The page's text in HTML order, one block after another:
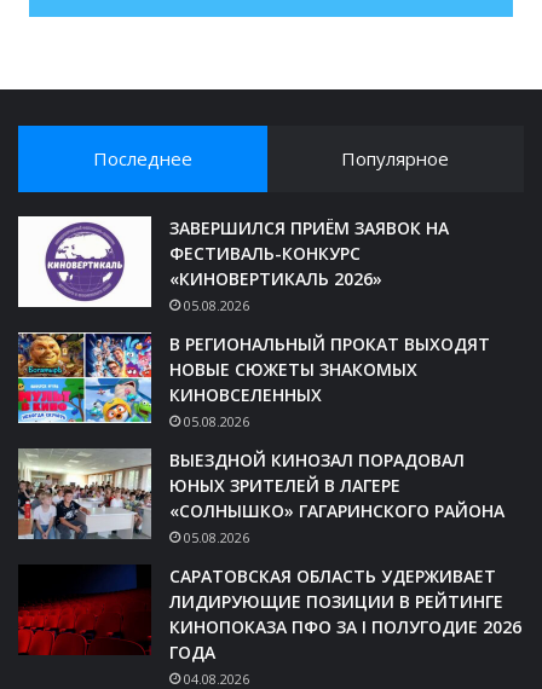
Последнее Популярное
ЗАВЕРШИЛСЯ ПРИЁМ ЗАЯВОК НА
ФЕСТИВАЛЬ-КОНКУРС
«КИНОВЕРТИКАЛЬ 2026»
05.08.2026
В РЕГИОНАЛЬНЫЙ ПРОКАТ ВЫХОДЯТ
НОВЫЕ СЮЖЕТЫ ЗНАКОМЫХ
КИНОВСЕЛЕННЫХ
05.08.2026
ВЫЕЗДНОЙ КИНОЗАЛ ПОРАДОВАЛ
ЮНЫХ ЗРИТЕЛЕЙ В ЛАГЕРЕ
«СОЛНЫШКО» ГАГАРИНСКОГО РАЙОНА
05.08.2026
САРАТОВСКАЯ ОБЛАСТЬ УДЕРЖИВАЕТ
ЛИДИРУЮЩИЕ ПОЗИЦИИ В РЕЙТИНГЕ
КИНОПОКАЗА ПФО ЗА I ПОЛУГОДИЕ 2026
ГОДА
04.08.2026